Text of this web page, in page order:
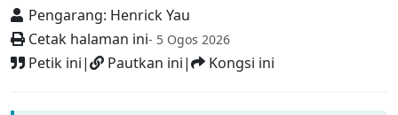
Pengarang: Henrick Yau
Cetak halaman ini- 5 Ogos 2026
Petik ini| Pautkan ini| Kongsi ini